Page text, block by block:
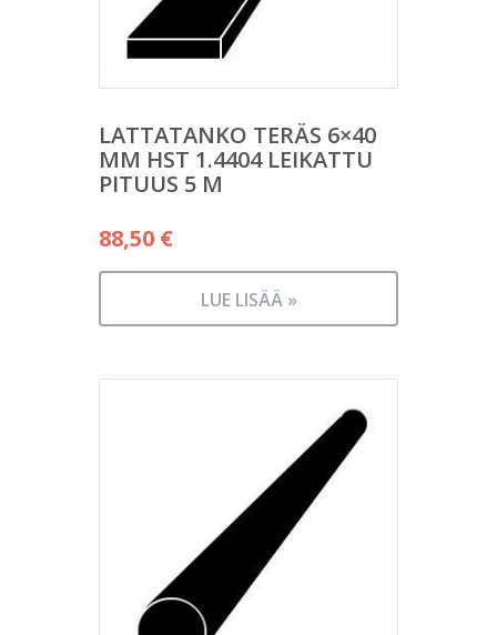
LATTATANKO TERÄS 6×40
MM HST 1.4404 LEIKATTU
PITUUS 5 M
88,50 €
LUE LISÄÄ »